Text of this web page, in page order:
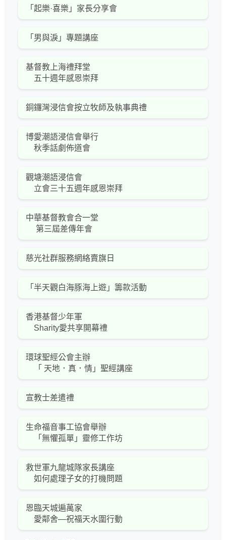
「起樂·喜樂」家長分享會
「男與淚」專題講座
基督教上海禮拜堂
五十週年感恩崇拜
銅鑼灣浸信會按立牧師及執事典禮
博愛潮語浸信會舉行
秋季話劇佈道會
觀塘潮語浸信會
立會三十五週年感恩崇拜
中華基督教會合一堂
第三屆差傳年會
慈光社群服務網絡賣旗日
「半天觀白海豚海上遊」籌款活動
香港基督少年軍
Sharity愛共享開幕禮
環球聖經公會主辦
「 天地．真．情」聖經講座
宣教士差遣禮
生命福音事工協會舉辦
「無懼孤單」靈修工作坊
救世軍九龍城隊家長講座
如何處理子女的打機問題
恩臨天城遍萬家
愛鄰舍—祝福天水圍行動